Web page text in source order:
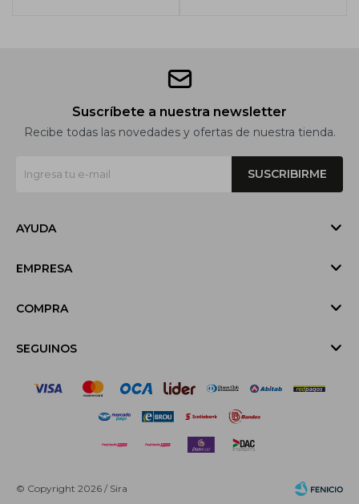
Suscríbete a nuestra newsletter
Recibe todas las novedades y ofertas de nuestra tienda.
SUSCRIBIRME
AYUDA
EMPRESA
COMPRA
SEGUINOS
© Copyright 2026 / Sira